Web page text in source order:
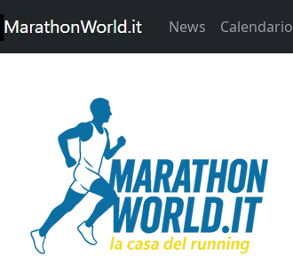
News Calendario